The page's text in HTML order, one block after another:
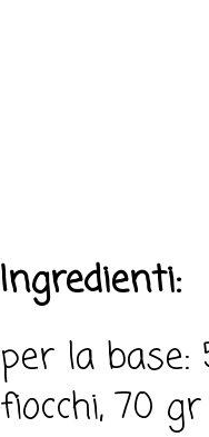
Ingredienti:
per la
fiocchi, 70